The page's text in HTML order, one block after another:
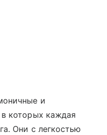
и
которых каждая
Они с легкостью